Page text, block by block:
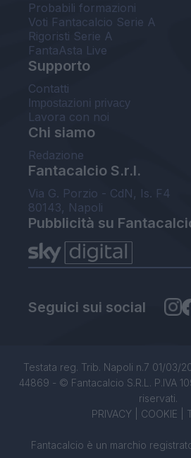
Probabili formazioni
Voti Fantacalcio Serie A
Rigoristi Serie A
FantaAsta Live
Supporto
Contatti
Impostazioni privacy
Lavora con noi
Chi siamo
Redazione
Fantacalcio S.r.l.
Via G. Porzio - CdN, Is. F4
80143, Napoli
Pubblicità su
Seguici sui social
Testata reg. Trib. Napoli n.7 01/03/
44869 - © Fantacalcio S.R.L. P.IVA
riservati.
PRIVACY| COOKIE
Fantacalcio è un marchio